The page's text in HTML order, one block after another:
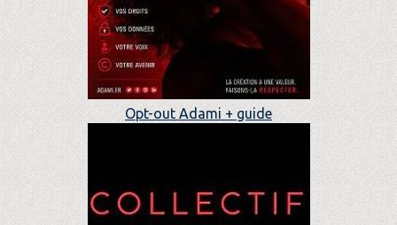
Opt-out Adami + guide